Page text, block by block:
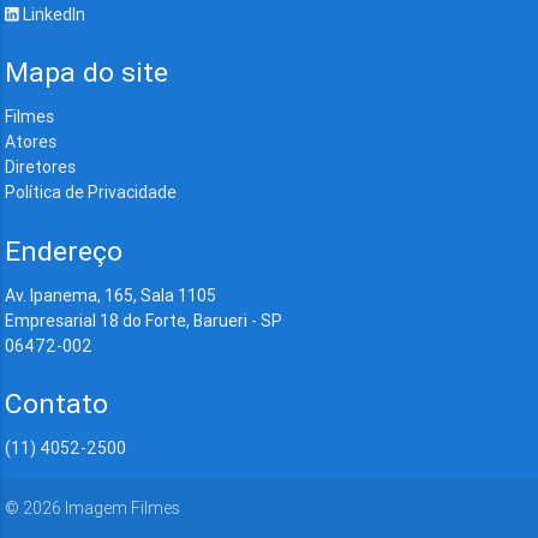
LinkedIn
Mapa do site
Filmes
Atores
Diretores
Política de Privacidade
Endereço
Av. Ipanema, 165, Sala 1105
Empresarial 18 do Forte, Barueri - SP
06472-002
Contato
(11) 4052-2500
© 2026 Imagem Filmes